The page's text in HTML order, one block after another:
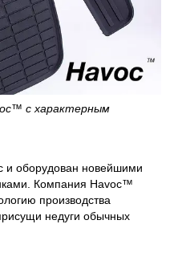
c характерным
и оборудован новейшими
Компания Havoc™
производства
недуги обычных